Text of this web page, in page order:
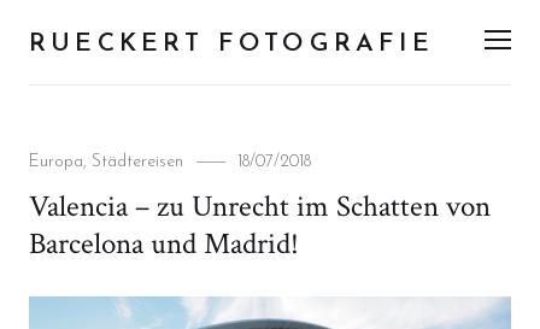
RUECKERT FOTOGRAFIE
Categories
Europa, Städtereisen
Posted
18/07/2018
Valencia – zu Unrecht im Schatten von
Barcelona und Madrid!